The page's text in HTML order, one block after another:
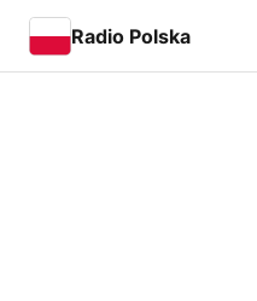
Radio Polska